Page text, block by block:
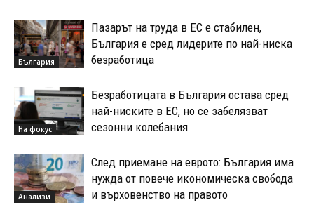
България
Пазарът на труда в ЕС е стабилен,
България е сред лидерите по най-ниска
безработица
На фокус
Безработицата в България остава сред
най-ниските в ЕС, но се забелязват
сезонни колебания
Анализи
След приемане на еврото: България има
нужда от повече икономическа свобода
и върховенство на правото